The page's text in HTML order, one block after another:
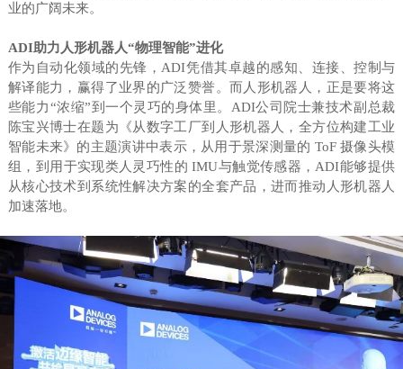
业的广阔未来。
ADI助力人形机器人“物理智能”进化
作为自动化领域的先锋，ADI凭借其卓越的感知、连接、控制与
解译能力，赢得了业界的广泛赞誉。而人形机器人，正是要将这
些能力“浓缩”到一个灵巧的身体里。ADI公司院士兼技术副总裁
陈宝兴博士在题为《从数字工厂到人形机器人，全方位构建工业
智能未来》的主题演讲中表示，从用于景深测量的 ToF 摄像头模
组，到用于实现类人灵巧性的 IMU与触觉传感器，ADI能够提供
从核心技术到系统性解决方案的全套产品，进而推动人形机器人
加速落地。